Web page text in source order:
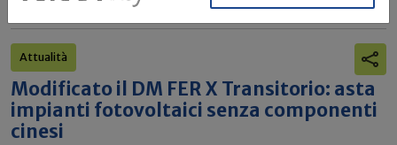
Attualità
Modificato il DM FER X Transitorio: asta
impianti fotovoltaici senza componenti
cinesi